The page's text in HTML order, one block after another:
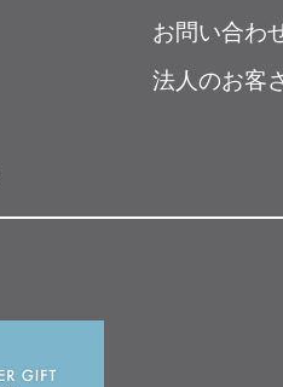
お問い合わ
法人のお客